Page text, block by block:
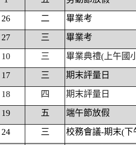
26 二
畢業考
27 三
畢業考
10 三
畢業典禮(上午國
17 三
期末評量日
18 四
期末評量日
19 五
端午節放假
24 三
校務會議-期末(下